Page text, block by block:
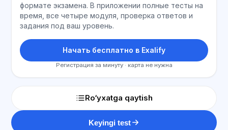
формате экзамена. В приложении полные тесты на
время, все четыре модуля, проверка ответов и
задания под ваш уровень.
Начать бесплатно в Exalify
Регистрация за минуту · карта не нужна
Ro‘yxatga qaytish
Keyingi test